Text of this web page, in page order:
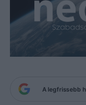
A legfrissebb